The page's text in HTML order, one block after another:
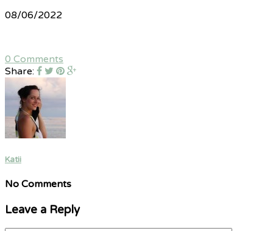
08/06/2022
0 Comments
Share:
Katii
No Comments
Leave a Reply